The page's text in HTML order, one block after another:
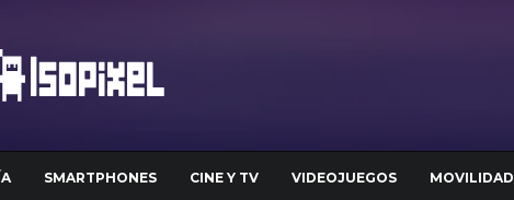
SMARTPHONES CINE Y TV VIDEOJUEGOS MOVILIDAD